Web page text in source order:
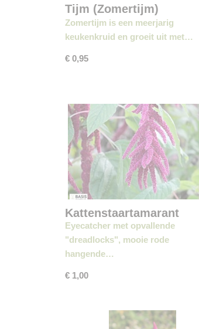
Tijm (Zomertijm)
Zomertijm is een meerjarig
keukenkruid en groeit uit met…
€ 0,95
Kattenstaartamarant
Eyecatcher met opvallende
"dreadlocks", mooie rode
hangende…
€ 1,00